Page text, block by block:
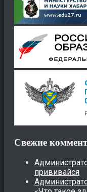
Свежие
прививайся